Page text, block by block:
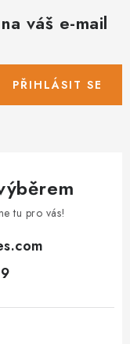
váš e-mail
PŘIHLÁSIT SE
tu pro vás!